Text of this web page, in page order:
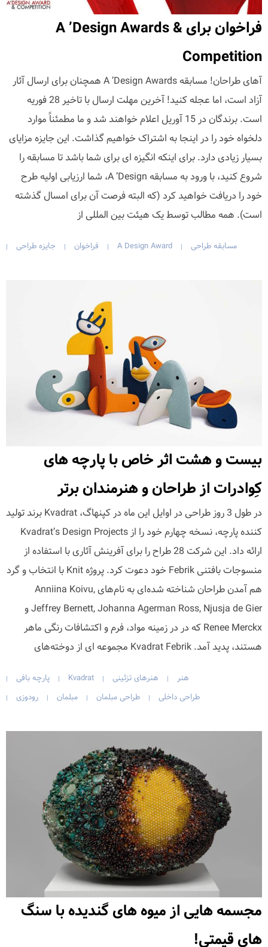
فراخوان برای A ’Design Awards &
Competition
آهای طراحان! مسابقه A ’Design Awards همچنان برای ارسال آثار
آزاد است، اما عجله کنید! آخرین مهلت ارسال با تاخیر 28 فوریه
است. برندگان در 15 آوریل اعلام خواهند شد و ما مطمئناً موارد
دلخواه خود را در اینجا به اشتراک خواهیم گذاشت. این جایزه مزایای
بسیار زیادی دارد. برای اینکه انگیزه ای برای شما باشد تا مسابقه را
شروع کنید، با ورود به مسابقه A ’Design، شما ارزیابی اولیه طرح
خود را دریافت خواهید کرد (که البته فرصت آن برای امسال گذشته
است). همه مطالب توسط یک هیئت بین المللی از
مسابقه طراحی |
A Design Award
| فراخوان | جایزه طراحی |
بیست و هشت اثر خاص با پارچه های
کِوادرات از طراحان و هنرمندان برتر
در طول 3 روز طراحی در اوایل این ماه در کپنهاگ، Kvadrat برند تولید
کننده پارچه، نسخه چهارم خود را از Kvadrat’s Design Projects
ارائه داد. این شرکت 28 طراح را برای آفرینش آثاری با استفاده از
منسوجات بافتنی Febrik خود دعوت کرد. پروژه Knit با انتخاب و گرد
هم آمدن طراحان شناخته شده‌ای به نام‌های Anniina Koivu,
Jeffrey Bernett, Johanna Agerman Ross, Njusja de Gier و
Renee Merckx که در در زمینه مواد، فرم و اکتشافات رنگی ماهر
هستند، پدید آمد. Kvadrat Febrik مجموعه ای از دوخته‌های
هنر | هنرهای تزئینی |
Kvadrat
| پارچه بافی |
طراحی داخلی | طراحی مبلمان | مبلمان | رودوزی |
مجسمه هایی از میوه های گندیده با سنگ
های قیمتی!